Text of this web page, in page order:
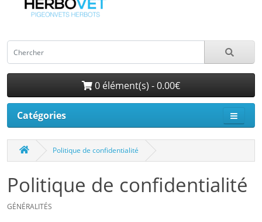
0 élément(s) - 0.00€
Catégories
Politique de confidentialité
Politique de confidentialité
GÉNÉRALITÉS